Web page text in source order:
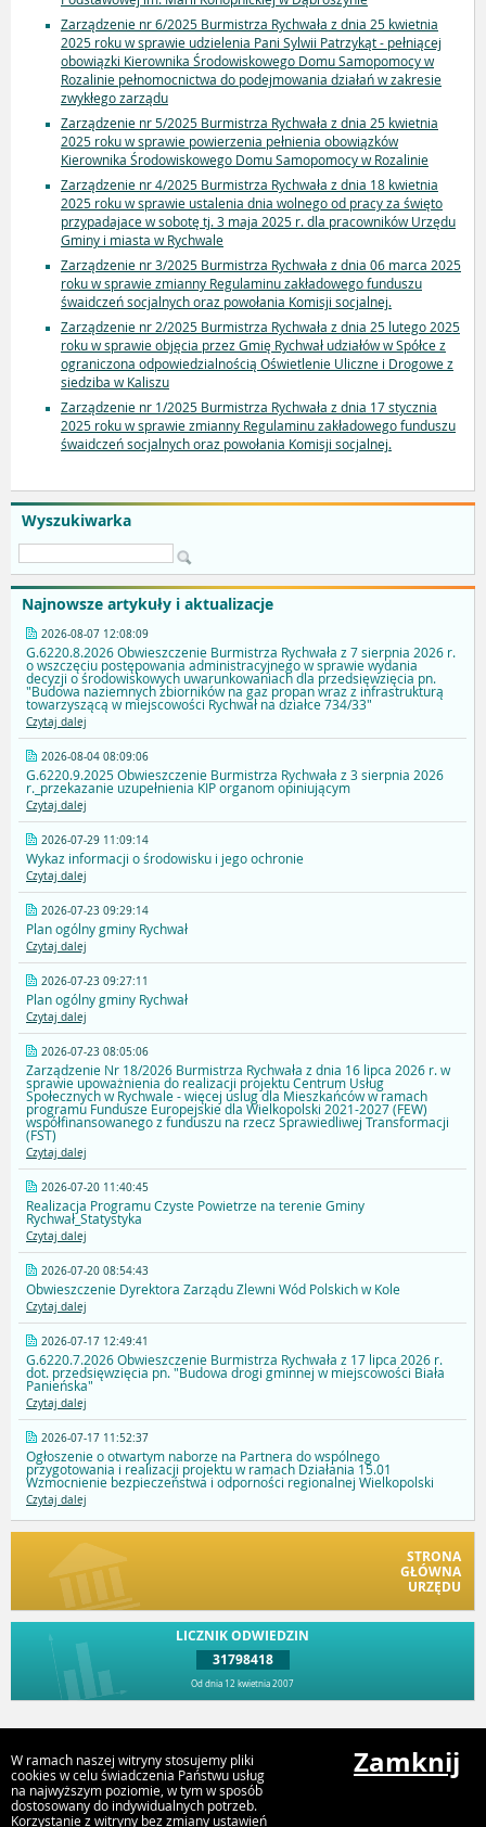
Wyszukiwarka
Najnowsze artykuły i aktualizacje
2026-08-07 12:08:09
G.6220.8.2026 Obwieszczenie Burmistrza Rychwała z 7 sierpnia 2026 r.
o wszczęciu postępowania administracyjnego w sprawie wydania
decyzji o środowiskowych uwarunkowaniach dla przedsięwzięcia pn.
"Budowa naziemnych zbiorników na gaz propan wraz z infrastrukturą
towarzyszącą w miejscowości Rychwał na działce 734/33"
Czytaj dalej
2026-08-04 08:09:06
G.6220.9.2025 Obwieszczenie Burmistrza Rychwała z 3 sierpnia 2026
r._przekazanie uzupełnienia KIP organom opiniującym
Czytaj dalej
2026-07-29 11:09:14
Wykaz informacji o środowisku i jego ochronie
Czytaj dalej
2026-07-23 09:29:14
Plan ogólny gminy Rychwał
Czytaj dalej
2026-07-23 09:27:11
Plan ogólny gminy Rychwał
Czytaj dalej
2026-07-23 08:05:06
Zarządzenie Nr 18/2026 Burmistrza Rychwała z dnia 16 lipca 2026 r. w
sprawie upoważnienia do realizacji projektu Centrum Usług
Społecznych w Rychwale - więcej uslug dla Mieszkańców w ramach
programu Fundusze Europejskie dla Wielkopolski 2021-2027 (FEW)
współfinansowanego z funduszu na rzecz Sprawiedliwej Transformacji
(FST)
Czytaj dalej
2026-07-20 11:40:45
Realizacja Programu Czyste Powietrze na terenie Gminy
Rychwał_Statystyka
Czytaj dalej
2026-07-20 08:54:43
Obwieszczenie Dyrektora Zarządu Zlewni Wód Polskich w Kole
Czytaj dalej
2026-07-17 12:49:41
G.6220.7.2026 Obwieszczenie Burmistrza Rychwała z 17 lipca 2026 r.
dot. przedsięwzięcia pn. "Budowa drogi gminnej w miejscowości Biała
Panieńska"
Czytaj dalej
2026-07-17 11:52:37
Ogłoszenie o otwartym naborze na Partnera do wspólnego
przygotowania i realizacji projektu w ramach Działania 15.01
Wzmocnienie bezpieczeństwa i odporności regionalnej Wielkopolski
Czytaj dalej
STRONA
GŁÓWNA
URZĘDU
LICZNIK ODWIEDZIN
31798418
Od dnia 12 kwietnia 2007
Zarządzenie nr 6/2025 Burmistrza Rychwała z dnia 25 kwietnia
2025 roku w sprawie udzielenia Pani Sylwii Patrzykąt - pełniącej
obowiązki Kierownika Środowiskowego Domu Samopomocy w
Rozalinie pełnomocnictwa do podejmowania działań w zakresie
zwykłego zarządu
Zarządzenie nr 5/2025 Burmistrza Rychwała z dnia 25 kwietnia
2025 roku w sprawie powierzenia pełnienia obowiązków
Kierownika Środowiskowego Domu Samopomocy w Rozalinie
Zarządzenie nr 4/2025 Burmistrza Rychwała z dnia 18 kwietnia
2025 roku w sprawie ustalenia dnia wolnego od pracy za święto
przypadajace w sobotę tj. 3 maja 2025 r. dla pracowników Urzędu
Gminy i miasta w Rychwale
Zarządzenie nr 3/2025 Burmistrza Rychwała z dnia 06 marca 2025
roku w sprawie zmianny Regulaminu zakładowego funduszu
śwaidczeń socjalnych oraz powołania Komisji socjalnej.
Zarządzenie nr 2/2025 Burmistrza Rychwała z dnia 25 lutego 2025
roku w sprawie objęcia przez Gmię Rychwał udziałów w Spółce z
ograniczona odpowiedzialnością Oświetlenie Uliczne i Drogowe z
siedziba w Kaliszu
Zarządzenie nr 1/2025 Burmistrza Rychwała z dnia 17 stycznia
2025 roku w sprawie zmianny Regulaminu zakładowego funduszu
śwaidczeń socjalnych oraz powołania Komisji socjalnej.
Urząd Gminy i Miasta Rychwał
W ramach naszej witryny stosujemy pliki
cookies w celu świadczenia Państwu usług
na najwyższym poziomie, w tym w sposób
dostosowany do indywidualnych potrzeb.
Korzystanie z witryny bez zmiany ustawień
Zamknij